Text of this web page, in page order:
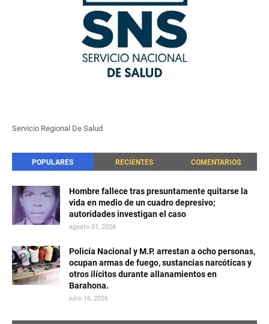
Servicio Regional De Salud
POPULARES RECIENTES COMENTARIOS
Hombre fallece tras presuntamente quitarse la
vida en medio de un cuadro depresivo;
autoridades investigan el caso
agosto 01, 2026
Policía Nacional y M.P. arrestan a ocho personas,
ocupan armas de fuego, sustancias narcóticas y
otros ilícitos durante allanamientos en
Barahona.
julio 16, 2026